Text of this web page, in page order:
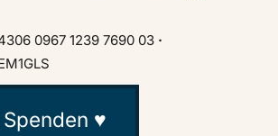
0967 1239 7690 03 ·
♥